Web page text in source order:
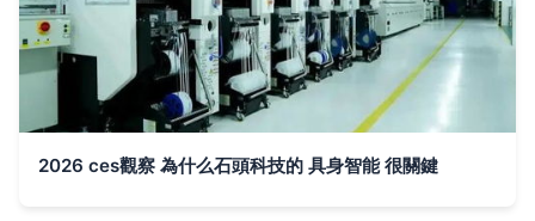
2026 ces觀察 為什么石頭科技的 具身智能 很關鍵